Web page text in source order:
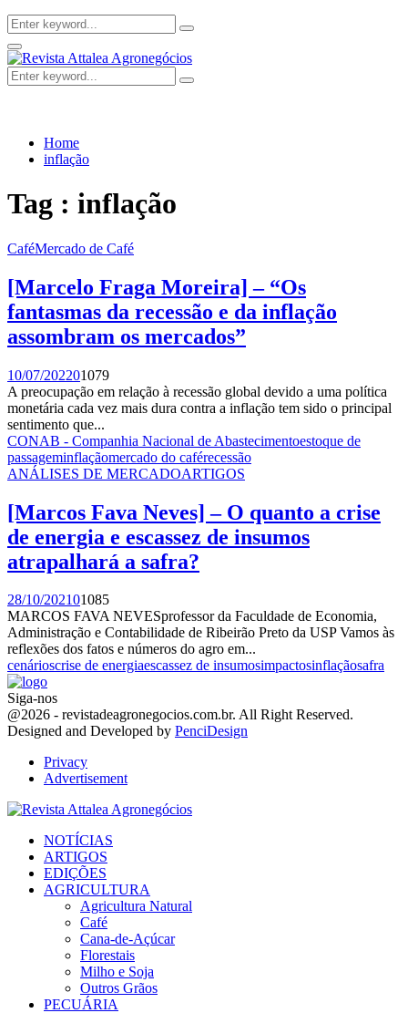
Search
for:
Search
Facebook
Twitter
Instagram
Linkedin
Youtube
Email
Primary
Menu
Search
for:
Search
Home
inflação
Tag : inflação
CaféMercado de Café
[Marcelo Fraga Moreira] – “Os
fantasmas da recessão e da inflação
assombram os mercados”
10/07/202201079
A preocupação em relação à recessão global devido a uma política
monetária cada vez mais dura contra a inflação tem sido o principal
sentimento que...
CONAB - Companhia Nacional de Abastecimentoestoque de
passageminflaçãomercado do caférecessão
ANÁLISES DE MERCADOARTIGOS
[Marcos Fava Neves] – O quanto a crise
de energia e escassez de insumos
atrapalhará a safra?
28/10/202101085
MARCOS FAVA NEVESprofessor da Faculdade de Economia,
Administração e Contabilidade de Ribeirão Preto da USP Vamos às
reflexões dos fatos e números do agro em...
cenárioscrise de energiaescassez de insumosimpactosinflaçãosafra
Siga-nos
Facebook
Twitter
Instagram
Linkedin
Youtube
Email
@2026 - revistadeagronegocios.com.br. All Right Reserved.
Designed and Developed by PenciDesign
Privacy
Advertisement
NOTÍCIAS
ARTIGOS
EDIÇÕES
AGRICULTURA
Agricultura Natural
Café
Cana-de-Açúcar
Florestais
Milho e Soja
Outros Grãos
PECUÁRIA